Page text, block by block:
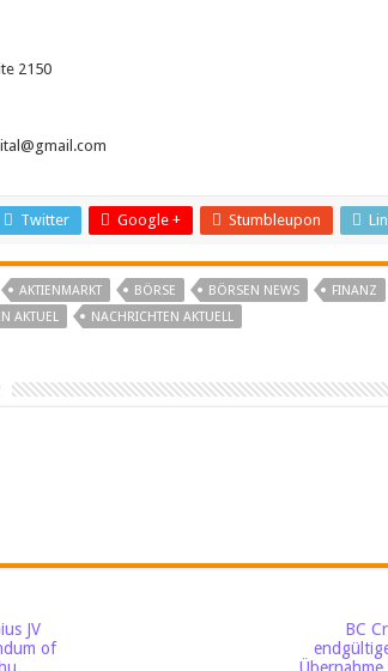
2150
Twitter Google + Stumbleupon
AKTIENMARKT BÖRSE BÖRSEN NEWS FINANZ
AKTUEL NACHRICHTEN AKTUELL
JV
of
BC